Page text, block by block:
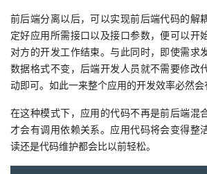
前后端分离以后，可以实现前后端代码的解
定好应用所需接口以及接口参数，便可以开
对方的开发工作结束。与此同时，即使需求
数据格式不变，后端开发人员就不需要修改
动即可。如此一来整个应用的开发效率必然会
在这种模式下，应用的代码不再是前后端混
才会有调用依赖关系。应用代码将会变得整
读还是代码维护都会比以前轻松。